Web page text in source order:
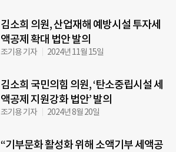
김소희 의원, 산업재해 예방시설 투자세
액공제 확대 법안 발의
조기용 기자 2024년 11월 15일
김소희 국민의힘 의원, ‘탄소중립시설 세
액공제 지원강화 법안’ 발의
조기용 기자 2024년 8월 20일
“기부문화 활성화 위해 소액기부 세액공